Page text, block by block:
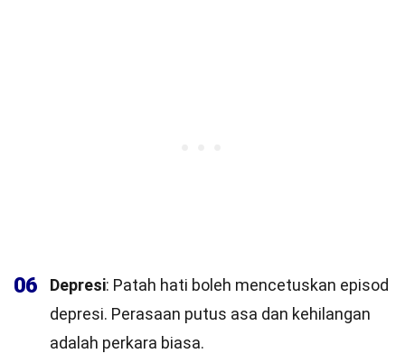
06 Depresi: Patah hati boleh mencetuskan episod
depresi. Perasaan putus asa dan kehilangan
adalah perkara biasa.